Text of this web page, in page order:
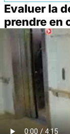
Evaluer la
prendre en